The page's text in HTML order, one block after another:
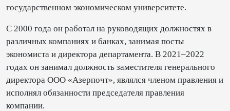
государственном экономическом университете.
С 2000 года он работал на руководящих должностях в
различных компаниях и банках, занимая посты
экономиста и директора департамента. В 2021–2022
годах он занимал должность заместителя генерального
директора ООО «Азерпочт», являлся членом правления и
исполнял обязанности председателя правления
компании.